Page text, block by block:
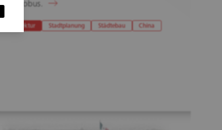
Globus.
Architektur Stadtplanung Städtebau China